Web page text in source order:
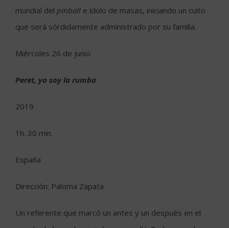
mundial del pinball e ídolo de masas, iniciando un culto
que será sórdidamente administrado por su familia.
Miércoles 26 de junio
Peret, yo soy la rumba
2019
1h. 30 min.
España
Dirección: Paloma Zapata
Un referente que marcó un antes y un después en el